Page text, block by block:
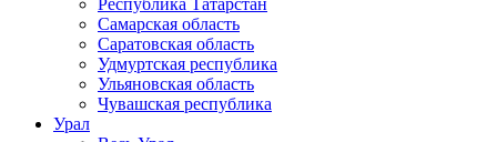
Республика Татарстан
Самарская область
Саратовская область
Удмуртская республика
Ульяновская область
Чувашская республика
Урал